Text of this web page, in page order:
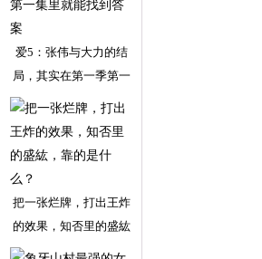
爱5：张伟与大力的结
局，其实在第一季第一
把一张烂牌，打出王炸
的效果，知否里的盛紘